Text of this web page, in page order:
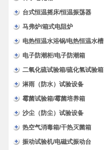
台式恒温摇床/恒温振荡器
马弗炉/箱式电阻炉
电热恒温水浴锅/电热恒温水槽
电子防潮柜/电子防潮箱
二氧化硫试验箱/硫化氢试验箱
淋雨（防水）试验设备
霉菌试验箱/霉菌培养箱
沙尘（防尘）试验设备
热空气消毒箱/干热灭菌箱
振动试验机/电磁式振动台